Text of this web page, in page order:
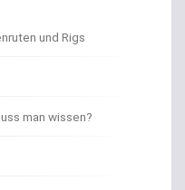
und Rigs
man wissen?